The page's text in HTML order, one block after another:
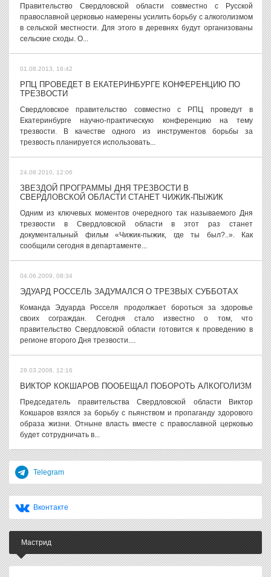
Правительство Свердловской области совместно с Русской
православной церковью намерены усилить борьбу с алкоголизмом
в сельской местности. Для этого в деревнях будут организованы
сельские сходы. О...
01.08.2013, 16:42
РПЦ ПРОВЕДЕТ В ЕКАТЕРИНБУРГЕ КОНФЕРЕНЦИЮ ПО
ТРЕЗВОСТИ
Свердловское правительство совместно с РПЦ проведут в
Екатеринбурге научно-практическую конференцию на тему
трезвости. В качестве одного из инструментов борьбы за
трезвость планируется использовать...
24.08.2010, 12:06
ЗВЕЗДОЙ ПРОГРАММЫ ДНЯ ТРЕЗВОСТИ В
СВЕРДЛОВСКОЙ ОБЛАСТИ СТАНЕТ ЧИЖИК-ПЫЖИК
Одним из ключевых моментов очередного так называемого Дня
трезвости в Свердловской области в этот раз станет
документальный фильм «Чижик-пыжик, где ты был?..». Как
сообщили сегодня в департаменте...
04.06.2009, 08:34
ЭДУАРД РОССЕЛЬ ЗАДУМАЛСЯ О ТРЕЗВЫХ СУББОТАХ
Команда Эдуарда Росселя продолжает бороться за здоровье
своих сограждан. Сегодня стало известно о том, что
правительство Свердловской области готовится к проведению в
регионе второго Дня трезвости....
28.03.2008, 12:16
ВИКТОР КОКШАРОВ ПООБЕЩАЛ ПОБОРОТЬ АЛКОГОЛИЗМ
Председатель правительства Свердловской области Виктор
Кокшаров взялся за борьбу с пьянством и пропаганду здорового
образа жизни. Отныне власть вместе с православной церковью
будет сотрудничать в...
Telegram
Вконтакте
Мастрид